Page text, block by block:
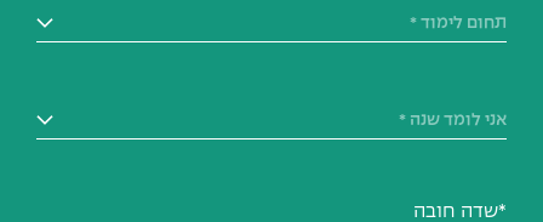
תחום לימוד *
אני לומד שנה *
*שדה חובה